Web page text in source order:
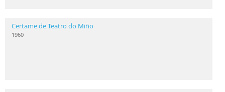
Certame de Teatro do Miño
1960